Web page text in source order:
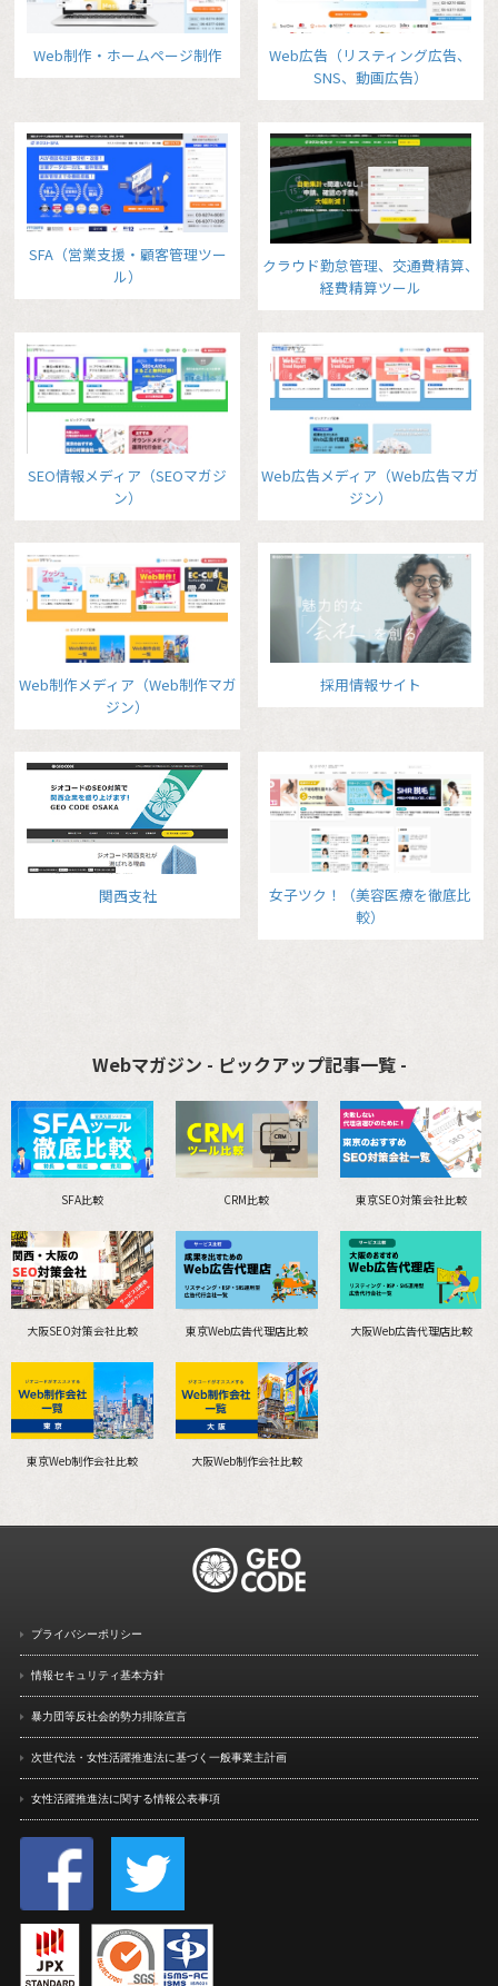
Web制作・ホームページ制作
Web広告（リスティング広告、
SNS、動画広告）
SFA（営業支援・顧客管理ツー
ル）
クラウド勤怠管理、交通費精算、
経費精算ツール
SEO情報メディア（SEOマガジ
ン）
Web広告メディア（Web広告マガ
ジン）
Web制作メディア（Web制作マガ
ジン）
採用情報サイト
関西支社
女子ツク！（美容医療を徹底比
較）
Webマガジン - ピックアップ記事一覧 -
SFA比較 CRM比較 東京SEO対策会社比較
大阪SEO対策会社比較 東京Web広告代理店比較 大阪Web広告代理店比較
東京Web制作会社比較 大阪Web制作会社比較
プライバシーポリシー
情報セキュリティ基本方針
暴力団等反社会的勢力排除宣言
次世代法・女性活躍推進法に基づく一般事業主計画
女性活躍推進法に関する情報公表事項